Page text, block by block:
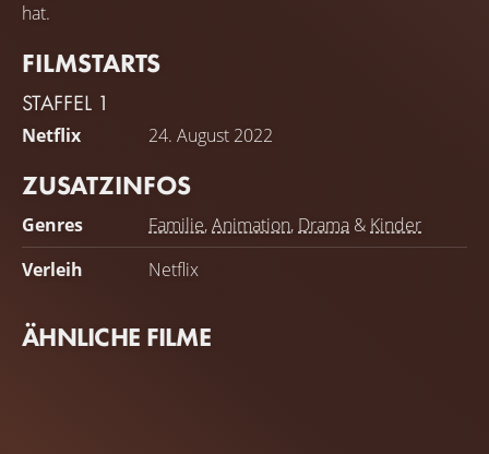
hat.
FILMSTARTS
STAFFEL 1
Netflix 24. August 2022
ZUSATZINFOS
Genres Familie,Animation, Drama & Kinder
Verleih
Netflix
ÄHNLICHE FILME